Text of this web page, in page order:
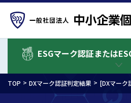
ESGマーク認証または
TOP DXマーク認証判定結果 [DXマーク